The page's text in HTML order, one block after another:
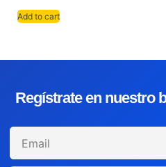
Add to cart
Regístrate en nuestro